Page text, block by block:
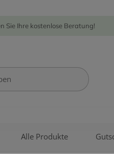
Sie Ihre kostenlose Beratung!
Alle Produkte